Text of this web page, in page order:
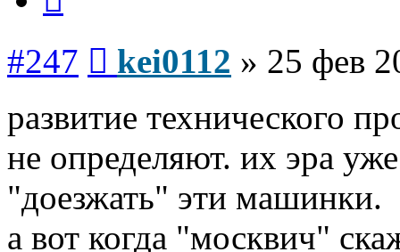
#247 kei0112 » 25 фев
развитие технического
не определяют. их эра
"доезжать" эти машинки.
а вот когда "москвич"